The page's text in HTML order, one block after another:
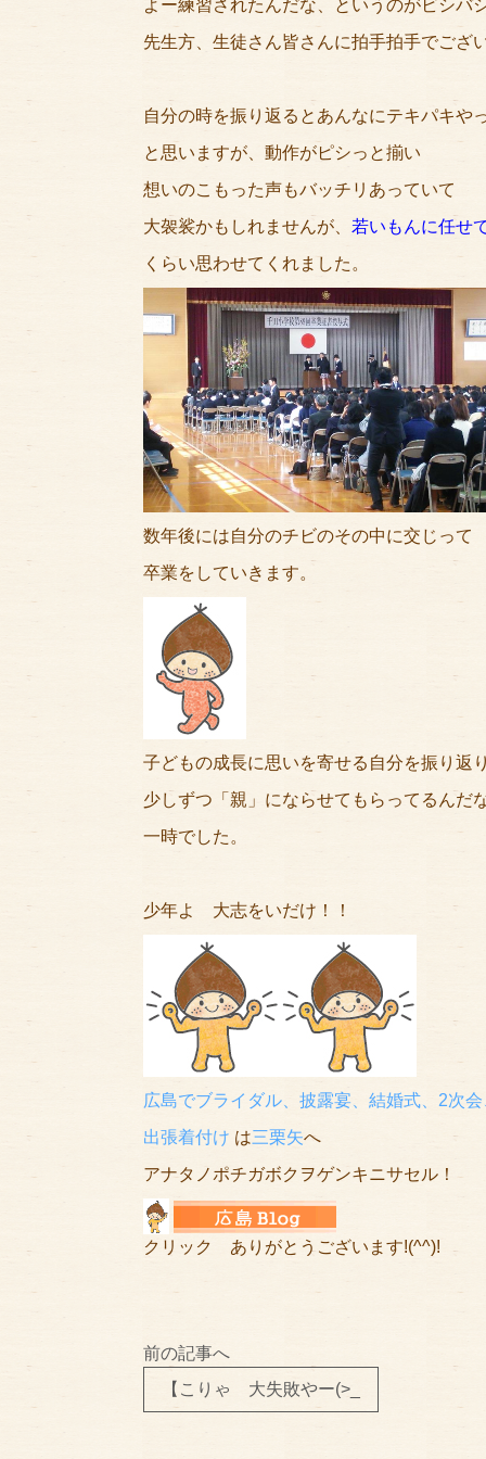
よー練習されたんだな、というのがビシバ
先生方、生徒さん皆さんに拍手拍手でござ
自分の時を振り返るとあんなにテキパキや
と思いますが、動作がピシっと揃い
想いのこもった声もバッチリあっていて
大袈裟かもしれませんが、 若いもんに任せ
くらい思わせてくれました。
数年後には自分のチビのその中に交じって
卒業をしていきます。
子どもの成長に思いを寄せる自分を振り返
少しずつ「親」にならせてもらってるんだ
一時でした。
少年よ 大志をいだけ！！
広島でブライダル、披露宴、結婚式、2次
出張着付け は三栗矢へ
アナタノポチガボクヲゲンキニサセル！
クリック ありがとうございます!(^^)!
前の記事へ
【こりゃ 大失敗やー(>_